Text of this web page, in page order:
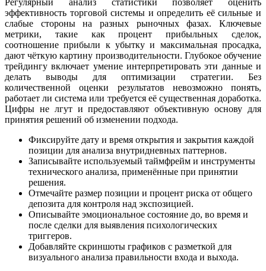
эффективность торговой системы и определить её сильные и
слабые стороны на разных рыночных фазах. Ключевые
метрики, такие как процент прибыльных сделок,
соотношение прибыли к убытку и максимальная просадка,
дают чёткую картину производительности. Глубокое обучение
трейдингу включает умение интерпретировать эти данные и
делать выводы для оптимизации стратегии. Без
количественной оценки результатов невозможно понять,
работает ли система или требуется её существенная доработка.
Цифры не лгут и предоставляют объективную основу для
принятия решений об изменении подхода.
Фиксируйте дату и время открытия и закрытия каждой
позиции для анализа внутридневных паттернов.
Записывайте используемый таймфрейм и инструменты
технического анализа, применённые при принятии
решения.
Отмечайте размер позиции и процент риска от общего
депозита для контроля над экспозицией.
Описывайте эмоциональное состояние до, во время и
после сделки для выявления психологических
триггеров.
Добавляйте скриншоты графиков с разметкой для
визуального анализа правильности входа и выхода.